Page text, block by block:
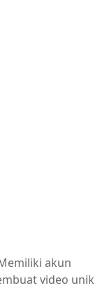
akun
video unik